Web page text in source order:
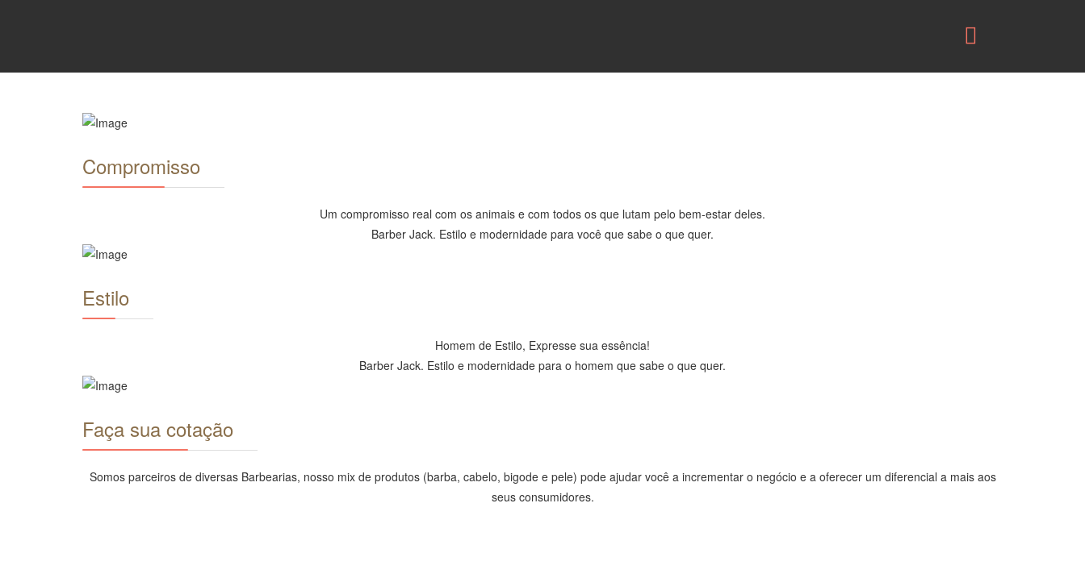
Compromisso
Um compromisso real com os animais e com todos os que lutam pelo bem-estar deles.
Barber Jack. Estilo e modernidade para você que sabe o que quer.
Estilo
Homem de Estilo, Expresse sua essência!
Barber Jack. Estilo e modernidade para o homem que sabe o que quer.
Faça sua cotação
Somos parceiros de diversas Barbearias, nosso mix de produtos (barba, cabelo, bigode e pele) pode ajudar você a incrementar o negócio e a oferecer um diferencial a mais aos
seus consumidores.